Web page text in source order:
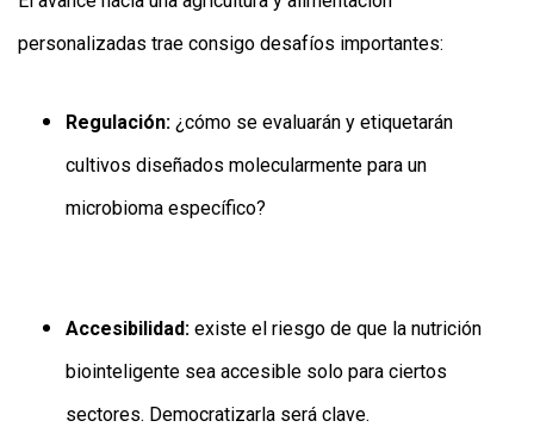
personalizadas trae consigo desafíos importantes:
Regulación: ¿cómo se evaluarán y etiquetarán
cultivos diseñados molecularmente para un
microbioma específico?
Accesibilidad: existe el riesgo de que la nutrición
biointeligente sea accesible solo para ciertos
sectores. Democratizarla será clave.